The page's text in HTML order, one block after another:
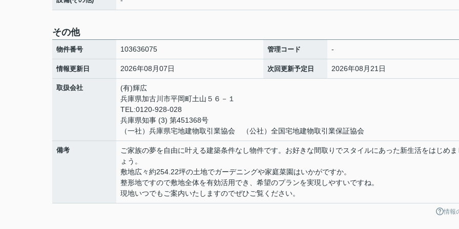
その他
物件番号 103636075 管理コード -
情報更新日 2026年08月07日 次回更新予定日 2026年08月21日
取扱会社
(有)輝広
兵庫県加古川市平岡町土山５６－１
TEL:0120-928-028
兵庫県知事 (3) 第451368号
（一社）兵庫県宅地建物取引業協会 （公社）全国宅地建物取引業保証協会
備考
ご家族の夢を自由に叶える建築条件なし物件です。お好きな間取りでスタイルにあった新生活をはじめま
ょう。
敷地広々約254.22坪の土地でガーデニングや家庭菜園はいかがですか。
整形地ですので敷地全体を有効活用でき、希望のプランを実現しやすいですね。
現地いつでもご案内いたしますのでぜひご覧ください。
情報